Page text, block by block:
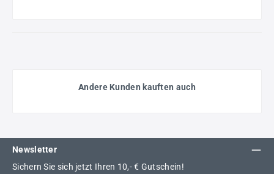
Andere Kunden kauften auch
Newsletter
Sichern Sie sich jetzt Ihren 10,- € Gutschein!